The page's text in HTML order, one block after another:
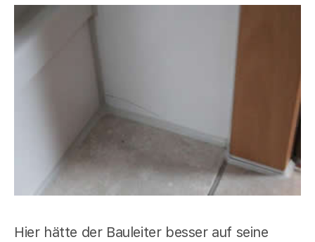
Hier hätte der Bauleiter besser auf seine